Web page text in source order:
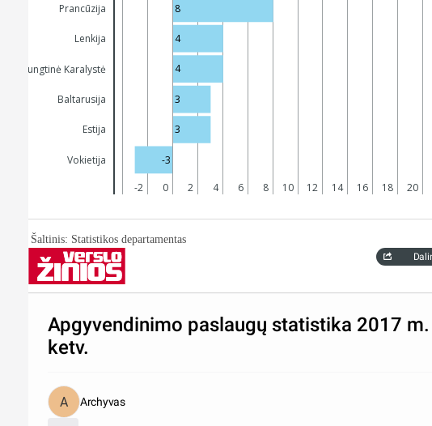
Prancūzija
Lenkija
Jungtinė Karalystė
Baltarusija
Estija
Vokietija
-2 0 2 4 6 8 10 12 14 16 18 20
8
4
4
3
3
-3
Šaltinis: Statistikos departamentas
Apgyvendinimo paslaugų statistika 2017
ketv.
Archyvas